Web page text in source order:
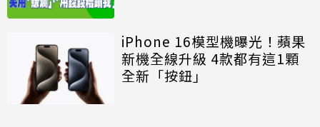
iPhone 16模型機曝光！蘋果
新機全線升級 4款都有這1顆
全新「按鈕」